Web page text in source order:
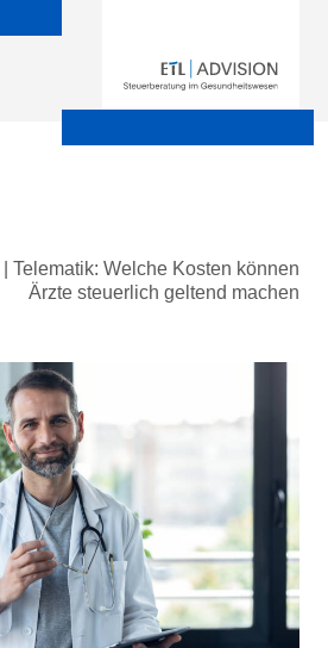
Telematik: Welche Kosten können
Ärzte steuerlich geltend machen